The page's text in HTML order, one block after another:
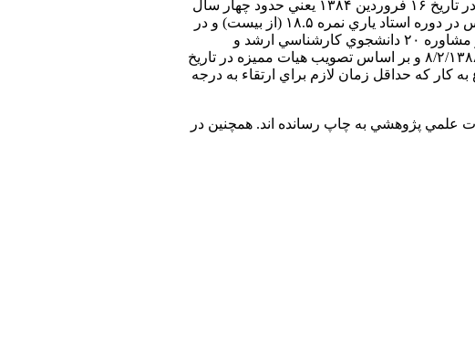
بهمن ۱۳۸۰ در دانشكده مهندسي هسته‌اي و در گروه آموزشي كاربرد پرتوها با مرتبه استادياري فعاليت خود را آغاز کرد. ايشان در تاريخ ۱۶ فروردین ۱۳۸۴ يعني حدود چهار سال
بعد از شروع به كار به مرتبه دانشياري ارتقا يافت. در اين مرحله از پيشرفت علمي، نمره كيفيت آموزشي او در چهار سال تدريس در دوره استاد ياري نمره ۱۸.۵ (از بيست) و در
امر پژوهش با چاپ ۱۰ مقاله علمي پژوهشي در مجلات علمي بين‌المللي، ارائه سخنراني در ۲۱ كنفرانس بين‌المللي، راهنمايي و مشاوره ۲۰ دانشجوي كارشناسي ارشد و
راهنمايي ۳ دانشجوي دكتري و بالاخره اجراي ۵ طرح پژوهشي با امتيازي بالا به مرتبه دانشياري ارتقاء پيدا كرد. ايشان از تاريخ ۸/۲/۱۳۸۸ و بر اساس تصويب هيات مميزه در تاريخ
به كار كه حداقل زمان لازم براي ارتقاء به درجه
ارشد و ۵ دانشجوي دكتري بوده و ۲۱ مقاله تخصصي در مجلات علمي پژوهشي به چاپ رسانده اند. همچنين در